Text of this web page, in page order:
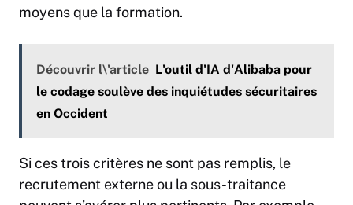
moyens que la formation.
Découvrir l\'article L'outil d'IA d'Alibaba pour
le codage soulève des inquiétudes sécuritaires
en Occident
Si ces trois critères ne sont pas remplis, le
recrutement externe ou la sous-traitance